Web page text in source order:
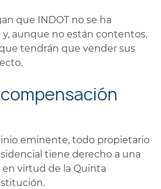
que INDOT no se ha
aunque no están contentos,
tendrán que vender sus
eminente, todo propietario
tiene derecho a una
virtud de la Quinta